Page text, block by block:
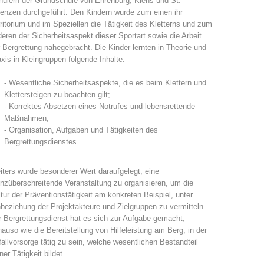
de sauvetage
Jahresberichte
Formation
Prévention PEER
durchgeführt. Den Kindern wurde zum einen ihr
und im Speziellen die Tätigkeit des Kletterns und zum
der Sicherheitsaspekt dieser Sportart sowie die Arbeit
Bergrettung nahegebracht. Die Kinder lernten in Theorie und
in Kleingruppen folgende Inhalte:
- Wesentliche Sicherheitsaspekte, die es beim Klettern und
Klettersteigen zu beachten gilt;
- Korrektes Absetzen eines Notrufes und lebensrettende
Maßnahmen;
- Organisation, Aufgaben und Tätigkeiten des
Bergrettungsdienstes.
wurde besonderer Wert daraufgelegt, eine
Veranstaltung zu organisieren, um die
der Präventionstätigkeit am konkreten Beispiel, unter
der Projektakteure und Zielgruppen zu vermitteln.
Bergrettungsdienst hat es sich zur Aufgabe gemacht,
wie die Bereitstellung von Hilfeleistung am Berg, in der
tätig zu sein, welche wesentlichen Bestandteil
Tätigkeit bildet.